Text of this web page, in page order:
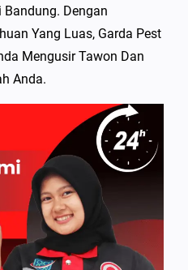
Dengan
Yang Luas, Garda Pest
Mengusir Tawon Dan
Anda.